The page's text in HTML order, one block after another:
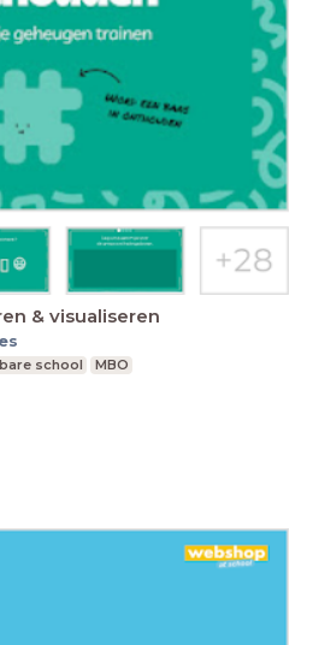
& visualiseren
school
MBO